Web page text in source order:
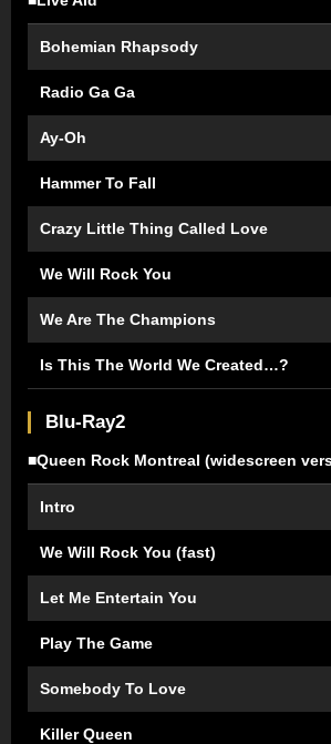
Bohemian Rhapsody
Radio Ga Ga
Ay-Oh
Hammer To Fall
Crazy Little Thing Called Love
We Will Rock You
We Are The Champions
Is This The World We Created…?
Blu-Ray2
■Queen Rock Montreal (widescreen
Intro
We Will Rock You (fast)
Let Me Entertain You
Play The Game
Somebody To Love
Killer Queen